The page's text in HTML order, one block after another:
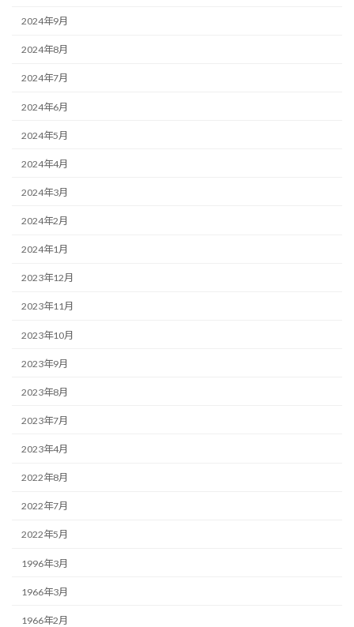
2024年9月
2024年8月
2024年7月
2024年6月
2024年5月
2024年4月
2024年3月
2024年2月
2024年1月
2023年12月
2023年11月
2023年10月
2023年9月
2023年8月
2023年7月
2023年4月
2022年8月
2022年7月
2022年5月
1996年3月
1966年3月
1966年2月